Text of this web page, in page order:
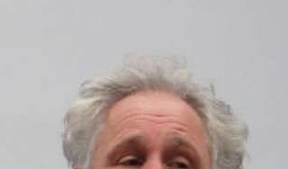
in Dresden konnten die
Yui Kawaguchi und